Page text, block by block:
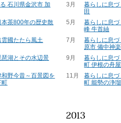
石川県金沢市 加
本茶800年の歴史散
國たたら風土
湖とその水辺景
野今昔～百景図を
町
3月
暮らしに息
田
5月
暮らしに息
峰 牛首紬
7月
暮らしに息
原市 備中神楽
9月
暮らしに息
町 伊根の舟屋
11月
暮らしに息
町 能勢の浄